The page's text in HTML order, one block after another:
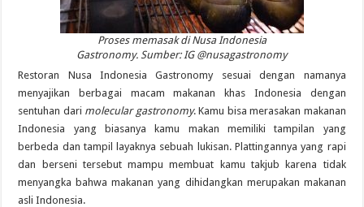
Proses memasak di Nusa Indonesia
Gastronomy. Sumber: IG @nusagastronomy
Restoran Nusa Indonesia Gastronomy sesuai dengan namanya
menyajikan berbagai macam makanan khas Indonesia dengan
sentuhan dari molecular gastronomy. Kamu bisa merasakan makanan
Indonesia yang biasanya kamu makan memiliki tampilan yang
berbeda dan tampil layaknya sebuah lukisan. Plattingannya yang rapi
dan berseni tersebut mampu membuat kamu takjub karena tidak
menyangka bahwa makanan yang dihidangkan merupakan makanan
asli Indonesia.